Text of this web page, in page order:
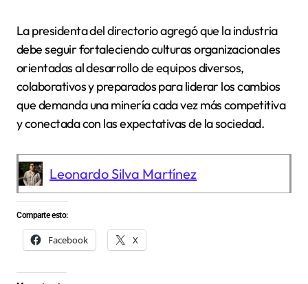
La presidenta del directorio agregó que la industria
debe seguir fortaleciendo culturas organizacionales
orientadas al desarrollo de equipos diversos,
colaborativos y preparados para liderar los cambios
que demanda una minería cada vez más competitiva
y conectada con las expectativas de la sociedad.
Leonardo Silva Martínez
Comparte esto:
Facebook X